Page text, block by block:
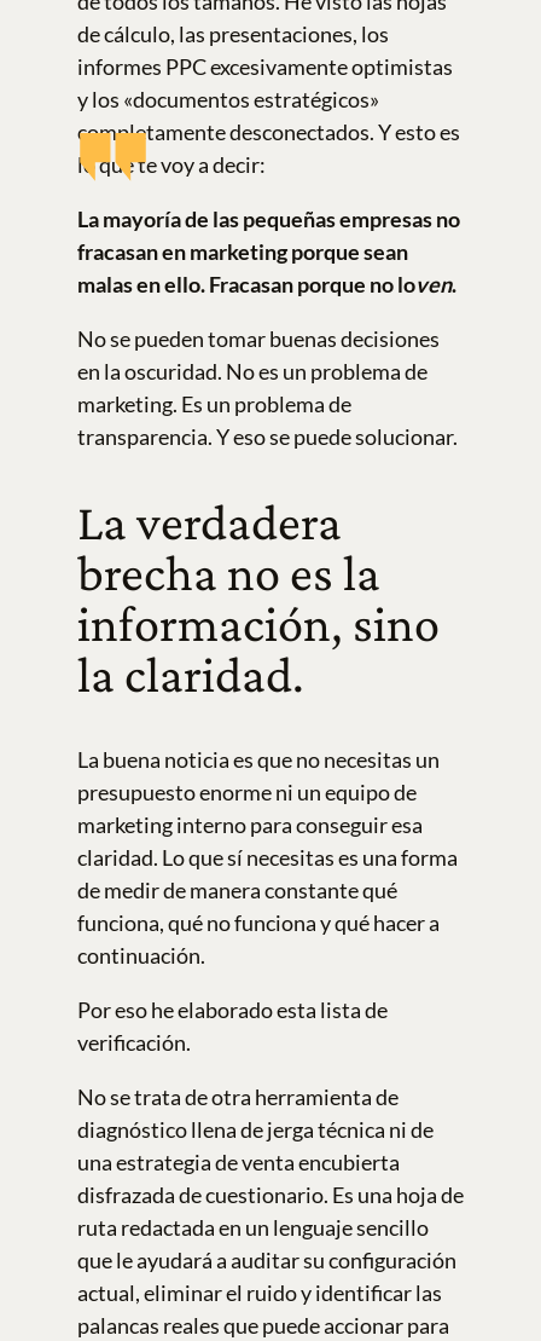
de cálculo, las presentaciones, los
informes PPC excesivamente optimistas
y los «documentos estratégicos»
completamente desconectados. Y esto es
lo que te voy a decir:
La mayoría de las pequeñas empresas no
fracasan en marketing porque sean
malas en ello. Fracasan porque no loven.
No se pueden tomar buenas decisiones
en la oscuridad. No es un problema de
marketing. Es un problema de
transparencia. Y eso se puede solucionar.
La verdadera
brecha no es la
información, sino
la claridad.
La buena noticia es que no necesitas un
presupuesto enorme ni un equipo de
marketing interno para conseguir esa
claridad. Lo que sí necesitas es una forma
de medir de manera constante qué
funciona, qué no funciona y qué hacer a
continuación.
Por eso he elaborado esta lista de
verificación.
No se trata de otra herramienta de
diagnóstico llena de jerga técnica ni de
una estrategia de venta encubierta
disfrazada de cuestionario. Es una hoja de
ruta redactada en un lenguaje sencillo
que le ayudará a auditar su configuración
actual, eliminar el ruido y identificar las
palancas reales que puede accionar para